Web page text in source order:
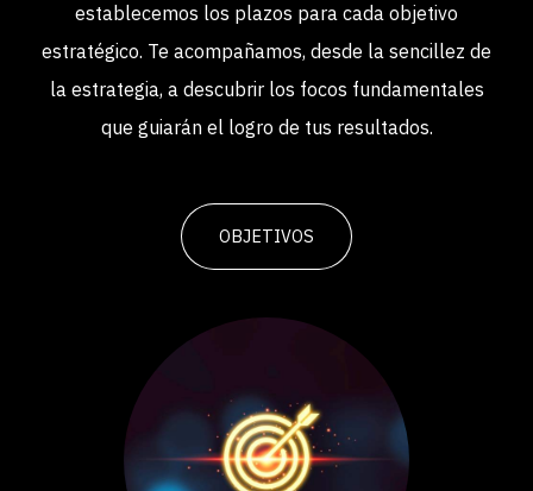
establecemos los plazos para cada objetivo
estratégico. Te acompañamos, desde la sencillez de
la estrategia, a descubrir los focos fundamentales
que guiarán el logro de tus resultados.
OBJETIVOS